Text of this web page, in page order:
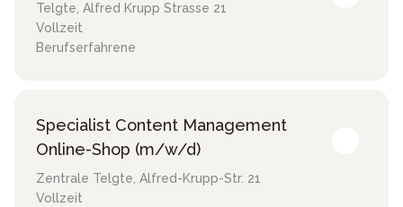
Telgte, Alfred Krupp Strasse 21
Vollzeit
Berufserfahrene
Specialist Content Management
Online-Shop (m/w/d)
Zentrale Telgte, Alfred-Krupp-Str. 21
Vollzeit